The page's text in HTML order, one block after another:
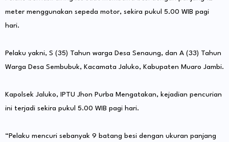
meter menggunakan sepeda motor, sekira pukul 5.00 WIB pagi
hari.
Pelaku yakni, S (35) Tahun warga Desa Senaung, dan A (33) Tahun
Warga Desa Sembubuk, Kacamata Jaluko, Kabupaten Muaro Jambi.
Kapolsek Jaluko, IPTU Jhon Purba Mengatakan, kejadian pencurian
ini terjadi sekira pukul 5.00 WIB pagi hari.
“Pelaku mencuri sebanyak 9 batang besi dengan ukuran panjang